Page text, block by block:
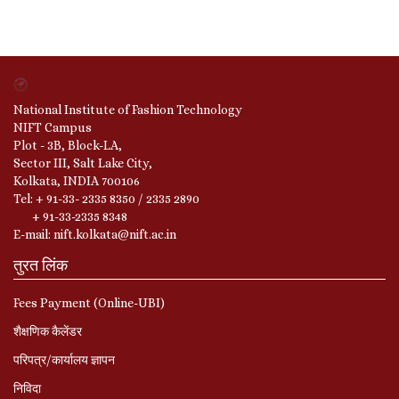
National Institute of Fashion Technology
NIFT Campus
Plot - 3B, Block-LA,
Sector III, Salt Lake City,
Kolkata, INDIA 700106
Tel: + 91-33- 2335 8350 / 2335 2890
+ 91-33-2335 8348
E-mail: nift.kolkata@nift.ac.in
तुरत लिंक
Fees Payment (Online-UBI)
शैक्षणिक कैलेंडर
परिपत्र/कार्यालय ज्ञापन
निविदा